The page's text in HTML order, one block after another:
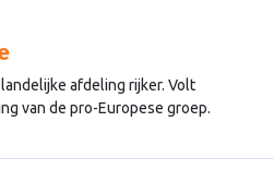
afdeling rijker. Volt
van de pro-Europese groep.